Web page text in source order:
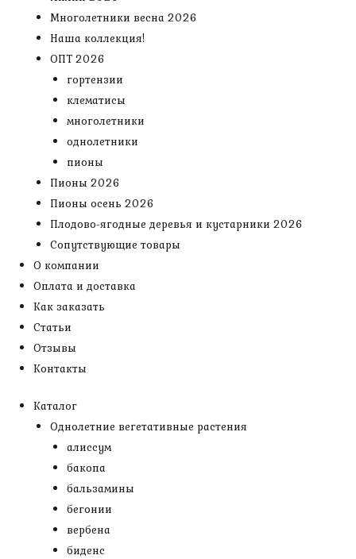
Многолетники весна 2026
Наша коллекция!
ОПТ 2026
гортензии
клематисы
многолетники
однолетники
пионы
Пионы 2026
Пионы осень 2026
Плодово-ягодные деревья и кустарники 2026
Сопутствующие товары
О компании
Оплата и доставка
Как заказать
Статьи
Отзывы
Контакты
Каталог
Однолетние вегетативные растения
алиссум
бакопа
бальзамины
бегонии
вербена
биденс